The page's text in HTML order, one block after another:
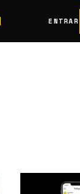
ENTRAR